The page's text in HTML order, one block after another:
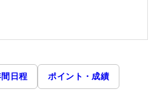
日程 ポイント・成績